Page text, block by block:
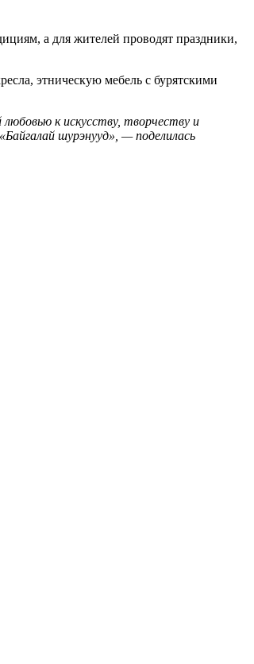
а для жителей проводят праздники,
этническую мебель с бурятскими
к искусству, творчеству и
шурэнууд», — поделилась